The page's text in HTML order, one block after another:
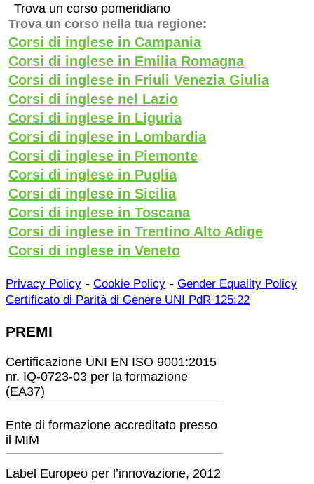
Trova un corso pomeridiano
Trova un corso nella tua regione:
Corsi di inglese in Campania
Corsi di inglese in Emilia Romagna
Corsi di inglese in Friuli Venezia Giulia
Corsi di inglese nel Lazio
Corsi di inglese in Liguria
Corsi di inglese in Lombardia
Corsi di inglese in Piemonte
Corsi di inglese in Puglia
Corsi di inglese in Sicilia
Corsi di inglese in Toscana
Corsi di inglese in Trentino Alto Adige
Corsi di inglese in Veneto
Privacy Policy - Cookie Policy - Gender Equality Policy
Certificato di Parità di Genere UNI PdR 125:22
PREMI
Certificazione UNI EN ISO 9001:2015
nr. IQ-0723-03 per la formazione
(EA37)
Ente di formazione accreditato presso
il MIM
Label Europeo per l’innovazione, 2012